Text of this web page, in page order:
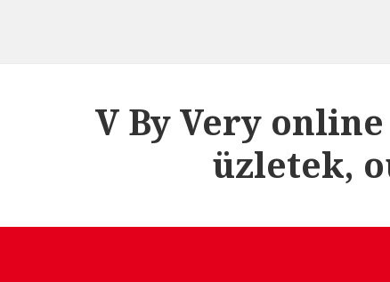
V By Very
üzletek,